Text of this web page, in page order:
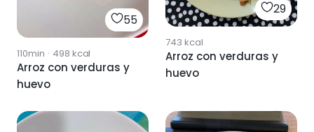
55
110min · 498 kcal
Arroz con verduras y
huevo
29
743 kcal
Arroz con verduras y
huevo